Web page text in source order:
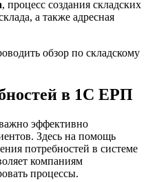
, процесс создания складских
а также адресная
обзор по складскому
в 1С ЕРП
эффективно
Здесь на помощь
потребностей в системе
компаниям
процессы.